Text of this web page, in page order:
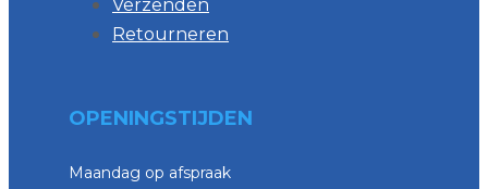
Verzenden
Retourneren
OPENINGSTIJDEN
Maandag op afspraak